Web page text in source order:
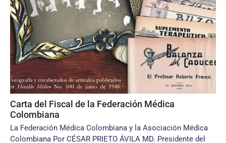
Carta del Fiscal de la Federación Médica
Colombiana
La Federación Médica Colombiana y la Asociación Médica
Colombiana Por CÉSAR PRIETO ÁVILA MD. Presidente del